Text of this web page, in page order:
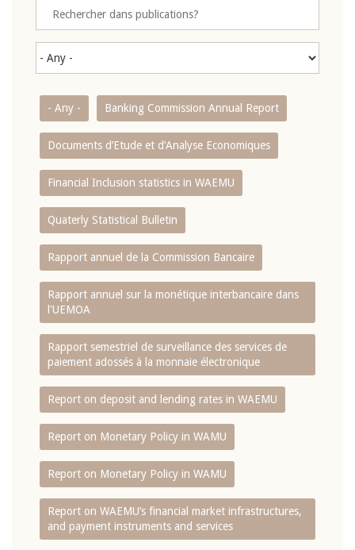
- Any - Banking Commission Annual Report
Documents d’Etude et d’Analyse Economiques
Financial Inclusion statistics in WAEMU
Quaterly Statistical Bulletin
Rapport annuel de la Commission Bancaire
Rapport annuel sur la monétique interbancaire dans
l'UEMOA
Rapport semestriel de surveillance des services de
paiement adossés à la monnaie électronique
Report on deposit and lending rates in WAEMU
Report on Monetary Policy in WAMU
Report on Monetary Policy in WAMU
Report on WAEMU’s financial market infrastructures,
and payment instruments and services